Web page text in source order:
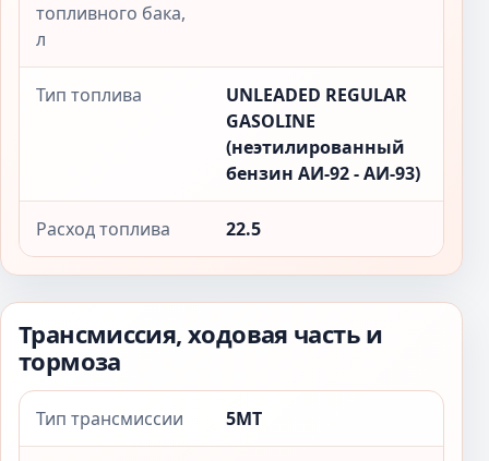
топливного бака,
л
Тип топлива
UNLEADED REGULAR
GASOLINE
(неэтилированный
бензин АИ-92 - АИ-93)
Расход топлива 22.5
Трансмиссия, ходовая часть и
тормоза
Тип трансмиссии 5MT